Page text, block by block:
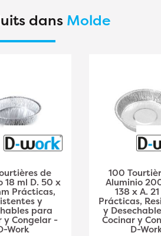
dans Molde
de
18 ml D. 50 x
Prácticas,
y
para
y Congelar -
Work
100
Aluminio
138 x A.
Prácticas,
y
Cocinar y
D-